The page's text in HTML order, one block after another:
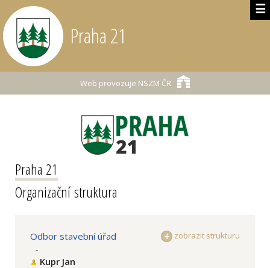
☰
Praha 21
Web provozuje NSZM ČR
Praha 21
Organizační struktura
zobrazit strukturu
Odbor stavební úřad
-
Kupr Jan